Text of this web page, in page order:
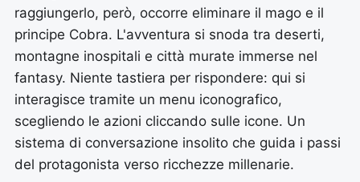
raggiungerlo, però, occorre eliminare il mago e il
principe Cobra. L'avventura si snoda tra deserti,
montagne inospitali e città murate immerse nel
fantasy. Niente tastiera per rispondere: qui si
interagisce tramite un menu iconografico,
scegliendo le azioni cliccando sulle icone. Un
sistema di conversazione insolito che guida i passi
del protagonista verso ricchezze millenarie.